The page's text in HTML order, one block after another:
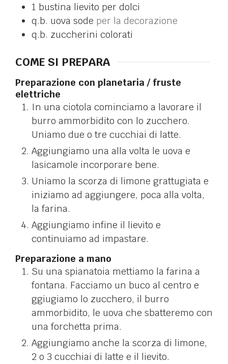
1 bustina lievito per dolci
q.b. uova sode per la decorazione
q.b. zuccherini colorati
COME SI PREPARA
Preparazione con planetaria / fruste
elettriche
In una ciotola cominciamo a lavorare il
burro ammorbidito con lo zucchero.
Uniamo due o tre cucchiai di latte.
Aggiungiamo una alla volta le uova e
lasicamole incorporare bene.
Uniamo la scorza di limone grattugiata e
iniziamo ad aggiungere, poca alla volta,
la farina.
Aggiungiamo infine il lievito e
continuiamo ad impastare.
Preparazione a mano
Su una spianatoia mettiamo la farina a
fontana. Facciamo un buco al centro e
ggiugiamo lo zucchero, il burro
ammorbidito, le uova che sbatteremo con
una forchetta prima.
Aggiungiamo anche la scorza di limone,
2 o 3 cucchiai di latte e il lievito.